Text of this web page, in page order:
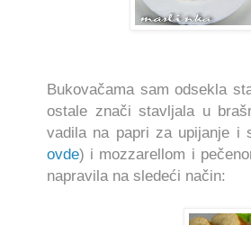
Bukovačama sam odsekla
ostale znači stavljala u
vadila na papriza upijanje i
ovde) i mozzarellom i
napravila na sledeći način: